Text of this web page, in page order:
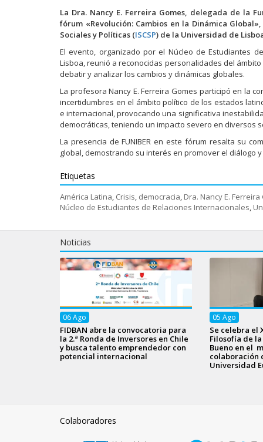
La Dra. Nancy E. Ferreira Gomes, delegada de la
fórum «Revolución: Cambios en la Dinámica
Sociales y Políticas (ISCSP) de la Universidad de
El evento, organizado por el Núcleo de Estudiantes
Lisboa, reunió a reconocidas personalidades del
debatir y analizar los cambios y dinámicas globales.
La profesora Nancy E. Ferreira Gomes participó en la
incertidumbres en el ámbito político de los estados
e internacional, provocando una significativa
democráticas, teniendo un impacto severo en diversos
La presencia de FUNIBER en este fórum resalta su
global, demostrando su interés en promover el diálogo
Etiquetas
América Latina Crisis democracia Dra. Nancy E. Ferreira
Núcleo de Estudiantes de Relaciones Internacionales
Noticias
06Ago
FIDBAN abre la convocatoria para
la 2.ª Ronda de Inversores en Chile
y busca talento emprendedor con
potencial internacional
05 Ago
Se celebra el
Filosofía de
Bueno en el
colaboración
Universidad
Colaboradores